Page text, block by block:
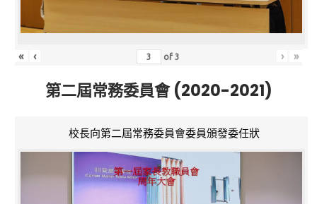
« ‹ of3 › »
第二屆常務委員會 (2020-2021)
校長向第二屆常務委員會委員頒發委任狀